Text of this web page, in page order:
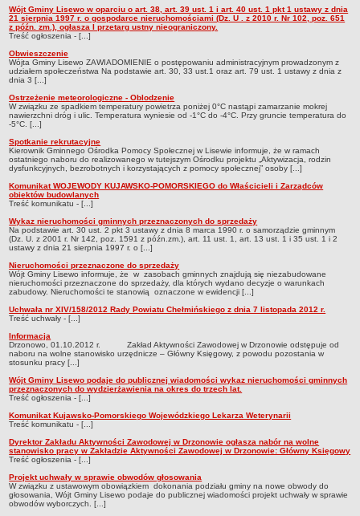
Wójt Gminy Lisewo w oparciu o art. 38, art. 39 ust. 1 i art. 40 ust. 1 pkt 1 ustawy z dnia
21 sierpnia 1997 r. o gospodarce nieruchomościami (Dz. U . z 2010 r. Nr 102, poz. 651
z późn. zm.), ogłasza I przetarg ustny nieograniczony.
Treść ogłoszenia - [...]
Obwieszczenie
Wójta Gminy Lisewo ZAWIADOMIENIE o postępowaniu administracyjnym prowadzonym z
udziałem społeczeństwa Na podstawie art. 30, 33 ust.1 oraz art. 79 ust. 1 ustawy z dnia z
dnia 3 [...]
Ostrzeżenie meteorologiczne - Oblodzenie
W związku ze spadkiem temperatury powietrza poniżej 0°C nastąpi zamarzanie mokrej
nawierzchni dróg i ulic. Temperatura wyniesie od -1°C do -4°C. Przy gruncie temperatura do
-5°C. [...]
Spotkanie rekrutacyjne
Kierownik Gminnego Ośrodka Pomocy Społecznej w Lisewie informuje, że w ramach
ostatniego naboru do realizowanego w tutejszym Ośrodku projektu „Aktywizacja, rodzin
dysfunkcyjnych, bezrobotnych i korzystających z pomocy społecznej” osoby [...]
Komunikat WOJEWODY KUJAWSKO-POMORSKIEGO do Właścicieli i Zarządców
obiektów budowlanych
Treść komunikatu - [...]
Wykaz nieruchomości gminnych przeznaczonych do sprzedaży
Na podstawie art. 30 ust. 2 pkt 3 ustawy z dnia 8 marca 1990 r. o samorządzie gminnym
(Dz. U. z 2001 r. Nr 142, poz. 1591 z późn.zm.), art. 11 ust. 1, art. 13 ust. 1 i 35 ust. 1 i 2
ustawy z dnia 21 sierpnia 1997 r. o [...]
Nieruchomości przeznaczone do sprzedaży
Wójt Gminy Lisewo informuje, że w zasobach gminnych znajdują się niezabudowane
nieruchomości przeznaczone do sprzedaży, dla których wydano decyzje o warunkach
zabudowy. Nieruchomości te stanowią oznaczone w ewidencji [...]
Uchwała nr XIV/158/2012 Rady Powiatu Chełmińskiego z dnia 7 listopada 2012 r.
Treść uchwały - [...]
Informacja
Drzonowo, 01.10.2012 r. Zakład Aktywności Zawodowej w Drzonowie odstępuje od
naboru na wolne stanowisko urzędnicze – Główny Księgowy, z powodu pozostania w
stosunku pracy [...]
Wójt Gminy Lisewo podaje do publicznej wiadomości wykaz nieruchomości gminnych
przeznaczonych do wydzierżawienia na okres do trzech lat.
Treść ogłoszenia - [...]
Komunikat Kujawsko-Pomorskiego Wojewódzkiego Lekarza Weterynarii
Treść komunikatu - [...]
Dyrektor Zakładu Aktywności Zawodowej w Drzonowie ogłasza nabór na wolne
stanowisko pracy w Zakładzie Aktywności Zawodowej w Drzonowie: Główny Księgowy
Treść ogłoszenia - [...]
Projekt uchwały w sprawie obwodów głosowania
W związku z ustawowym obowiązkiem dokonania podziału gminy na nowe obwody do
głosowania, Wójt Gminy Lisewo podaje do publicznej wiadomości projekt uchwały w sprawie
obwodów wyborczych. [...]